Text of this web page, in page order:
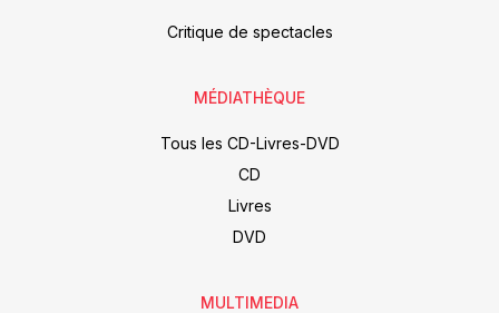
Critique de spectacles
MÉDIATHÈQUE
Tous les CD-Livres-DVD
CD
Livres
DVD
MULTIMEDIA